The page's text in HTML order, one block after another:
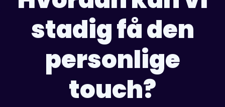
stadig få den
personlige
touch?